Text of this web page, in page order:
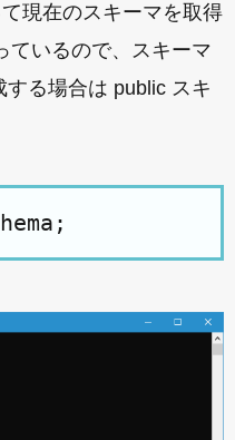
現在のスキーマを取得
ているので、スキーマ
る場合は public スキ